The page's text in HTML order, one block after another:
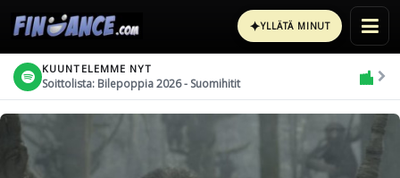
✦YLLÄTÄ MINUT
KUUNTELEMME NYT
Soittolista: Bilepoppia 2026 - Suomihitit